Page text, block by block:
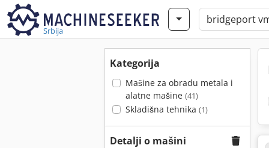
Srbija
Kategorija
Mašine za obradu metala i
alatne mašine (41)
Skladišna tehnika (1)
Detalji o mašini